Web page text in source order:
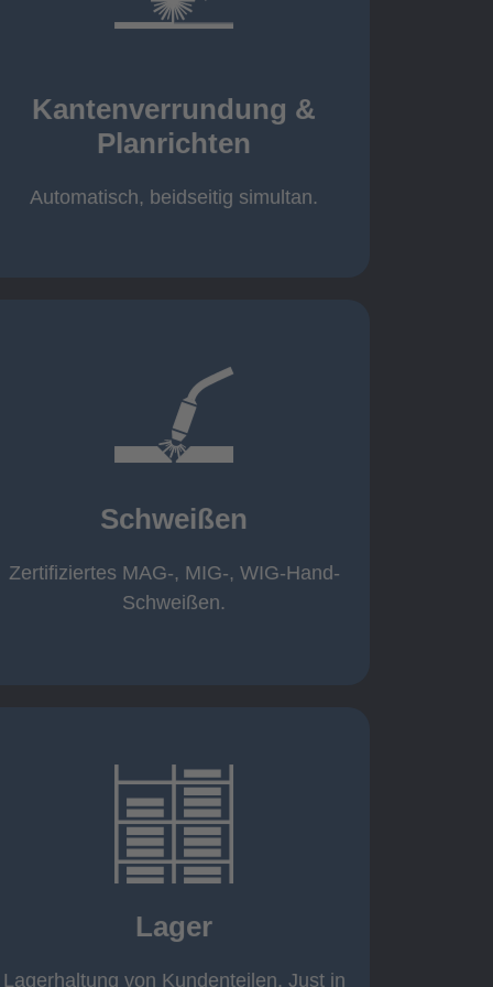
Kantenverrundung &
Planrichten
Automatisch, beidseitig simultan.
Kantenverrundung &
Planrichten
Schweißen
Zertifiziertes MAG-, MIG-, WIG-Hand-
Schweißen.
Schweißen
Handarbeitsplätze 1,5 x 1,5 x 6m /
Roboterschweißen ø800 x 3.200mm
Cobot-Schweißzelle 2 x 1 x 1m /
400A, CMT, 1.000 kg
Lager
Lagerhaltung von Kundenteilen. Just in
Rahmenverträge
Just in Time
eigener Fuhrpark
mehr erfahren